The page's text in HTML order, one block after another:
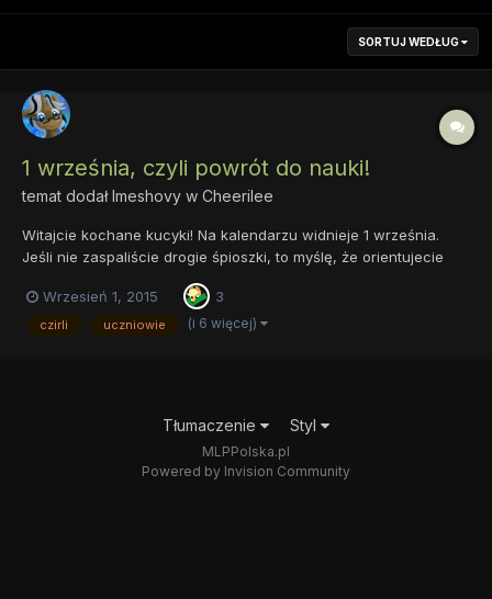
SORTUJ WEDŁUG
1 września, czyli powrót do nauki!
temat dodałImeshovy w Cheerilee
Witajcie kochane kucyki! Na kalendarzu widnieje 1 września.
Jeśli nie zaspaliście drogie śpioszki, to myślę, że orientujecie
mają jeszcze miesiąc wolnego, ale o tym ciiiii... hehehe) Jako
opiekun poddziału Cheerilee chciałbym życzyć ws...
Wrzesień 1, 2015 3
czirli uczniowie (i 6 więcej)
Tłumaczenie Styl
MLPPolska.pl
Powered by Invision Community